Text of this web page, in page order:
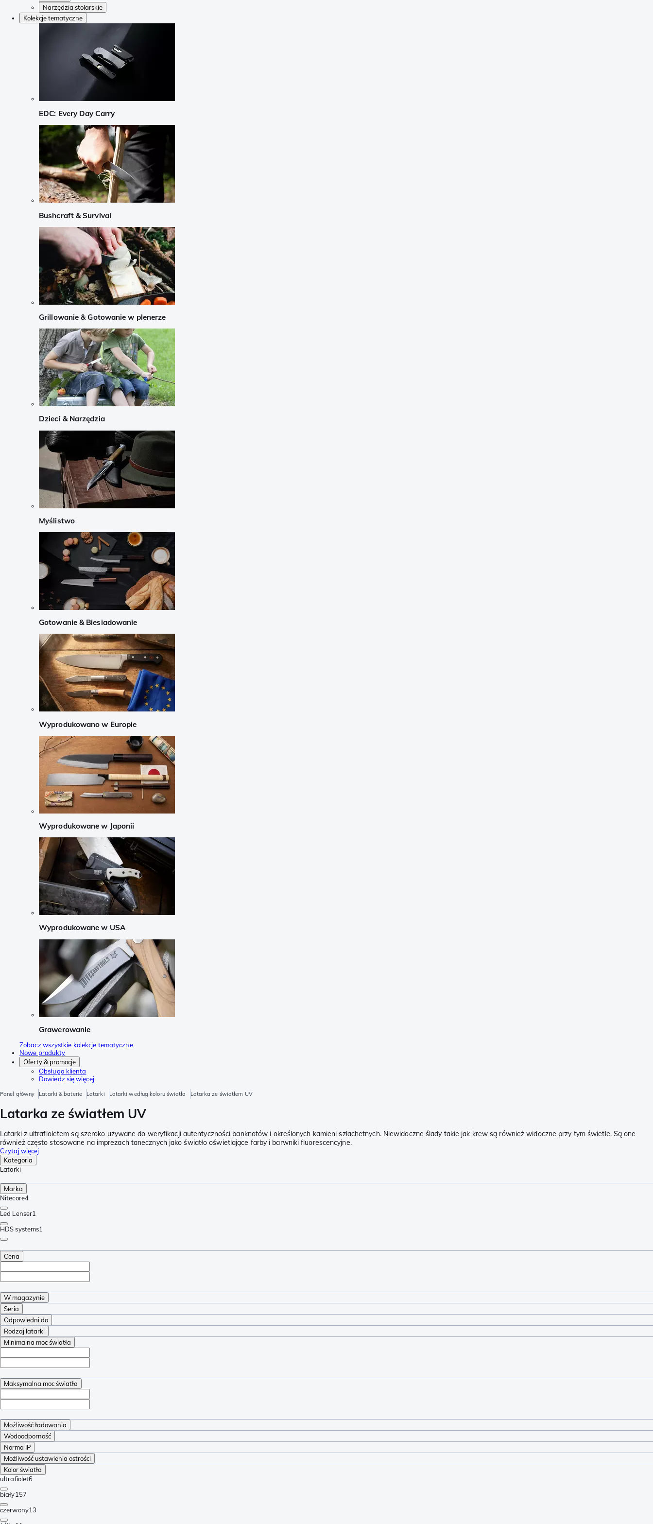
Narzędzia stolarskie
Kolekcje tematyczne
EDC: Every Day Carry
Bushcraft & Survival
Grillowanie & Gotowanie w plenerze
Dzieci & Narzędzia
Myślistwo
Gotowanie & Biesiadowanie
Wyprodukowano w Europie
Wyprodukowane w Japonii
Wyprodukowane w USA
Grawerowanie
Zobacz wszystkie kolekcje tematyczne
Nowe produkty
Oferty & promocje
Obsługa klienta
Dowiedz się więcej
Panel główny Latarki & baterie Latarki Latarki według koloru światła Latarka ze światłem UV
Latarka ze światłem UV
Latarki z ultrafioletem są szeroko używane do weryfikacji autentyczności banknotów i określonych kamieni szlachetnych. Niewidoczne ślady takie jak krew są również widoczne przy tym świetle. Są one
również często stosowane na imprezach tanecznych jako światło oświetlające farby i barwniki fluorescencyjne.
Czytaj więcej
Kategoria
Latarki
Marka
Nitecore4
Led Lenser1
HDS systems1
Cena
W magazynie
Seria
Odpowiedni do
Rodzaj latarki
Minimalna moc światła
Maksymalna moc światła
Możliwość ładowania
Wodoodporność
Norma IP
Możliwość ustawienia ostrości
Kolor światła
ultrafiolet6
biały157
czerwony13